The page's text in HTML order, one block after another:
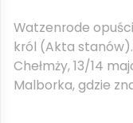
Watzenrode
król (Akta stanów).
Chełmży, 13/14
Malborka, gdzie